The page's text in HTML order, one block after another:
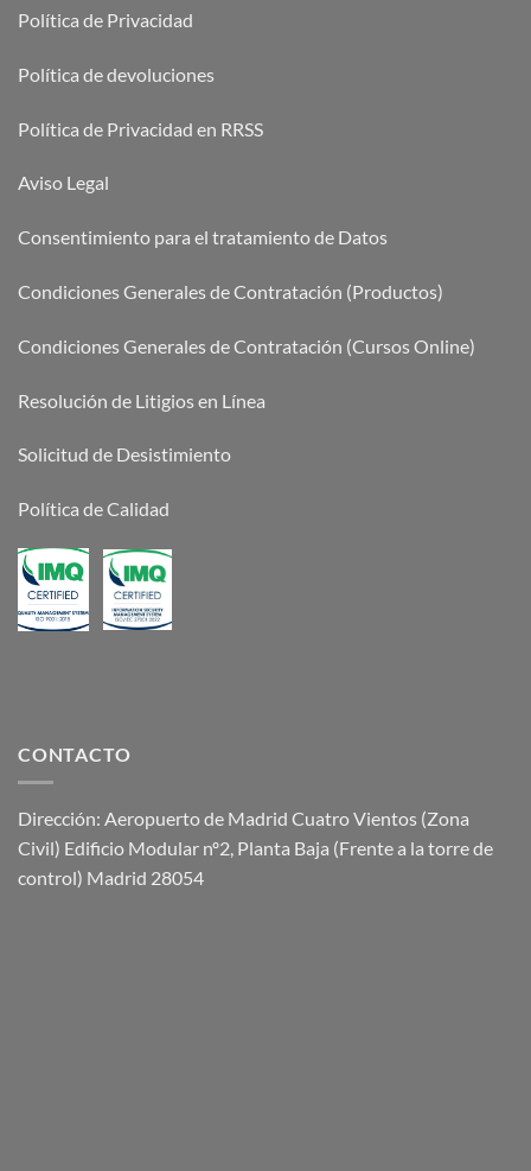
Política de Privacidad
Política de devoluciones
Política de Privacidad en RRSS
Aviso Legal
Consentimiento para el tratamiento de Datos
Condiciones Generales de Contratación (Productos)
Condiciones Generales de Contratación (Cursos Online)
Resolución de Litigios en Línea
Solicitud de Desistimiento
Política de Calidad
CONTACTO
Dirección: Aeropuerto de Madrid Cuatro Vientos (Zona
Civil) Edificio Modular nº2, Planta Baja (Frente a la torre de
control) Madrid 28054